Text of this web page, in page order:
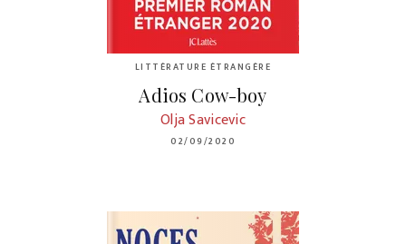
LITTÉRATURE ÉTRANGÈRE
Adios Cow-boy
Olja Savicevic
02/09/2020